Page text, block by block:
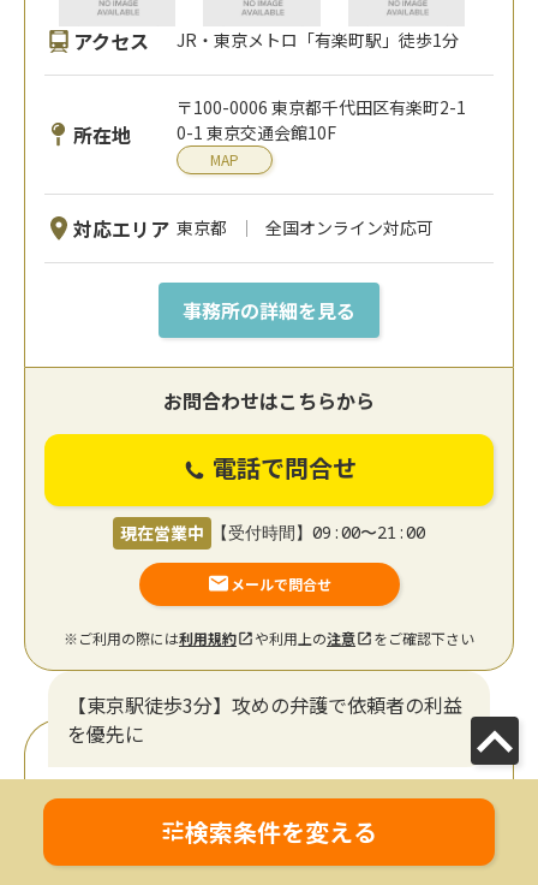
アクセス JR・東京メトロ「有楽町駅」徒歩1分
所在地
〒100-0006 東京都千代田区有楽町2-1
0-1 東京交通会館10F
MAP
対応エリア 東京都 全国オンライン対応可
事務所の詳細を見る
お問合わせはこちらから
電話で問合せ
現在営業中 【受付時間】09:00〜21:00
メールで問合せ
※ご利用の際には利用規約 や利用上の注意 をご確認下さい
【東京駅徒歩3分】攻めの弁護で依頼者の利益
を優先に
ネクスパート法律事務所 東京オフ
ィス
検索条件を変える